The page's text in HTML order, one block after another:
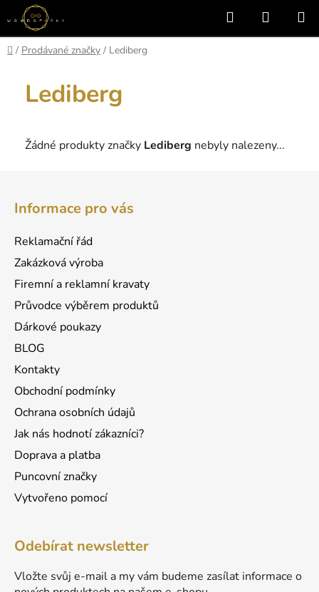
Přejít
na
obsah
Hledat
KOŠÍK
Domů
/ Prodávané značky / Lediberg
Lediberg
Žádné produkty značky Lediberg nebyly nalezeny...
Informace pro vás
Reklamační řád
Zakázková výroba
Firemní a reklamní kravaty
Průvodce výběrem produktů
Dárkové poukazy
BLOG
Kontakty
Obchodní podmínky
Ochrana osobních údajů
Jak nás hodnotí zákazníci?
Doprava a platba
Puncovní značky
Vytvořeno pomocí
Odebírat newsletter
Vložte svůj e-mail a my vám budeme zasílat informace o